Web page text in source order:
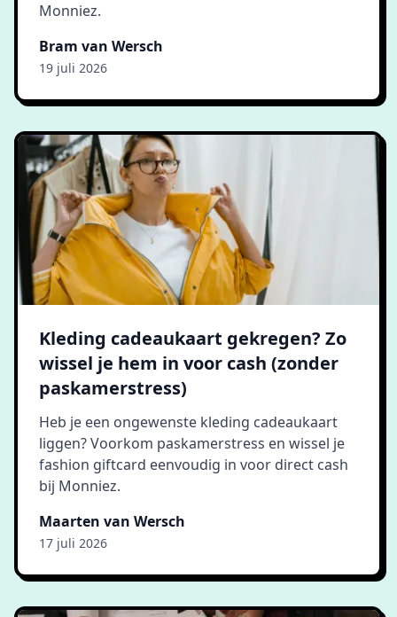
Monniez.
Bram van Wersch
19 juli 2026
Kleding cadeaukaart gekregen? Zo
wissel je hem in voor cash (zonder
paskamerstress)
Heb je een ongewenste kleding cadeaukaart
liggen? Voorkom paskamerstress en wissel je
fashion giftcard eenvoudig in voor direct cash
bij Monniez.
Maarten van Wersch
17 juli 2026